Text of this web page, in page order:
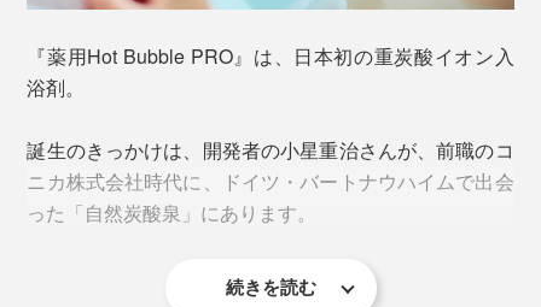
「炭酸」と聞くと、お風呂に入れてブクブク泡立つ、炭
酸入浴剤が思い浮かぶと思いますが、『薬用Hot Bubble
PRO』は、まったくの別物です。
『薬用Hot Bubble PRO』は、日本初の重炭酸イオン入
浴剤。
誕生のきっかけは、開発者の小星重治さんが、前職のコ
ニカ株式会社時代に、ドイツ・バートナウハイムで出会
った「自然炭酸泉」にあります。
続きを読む